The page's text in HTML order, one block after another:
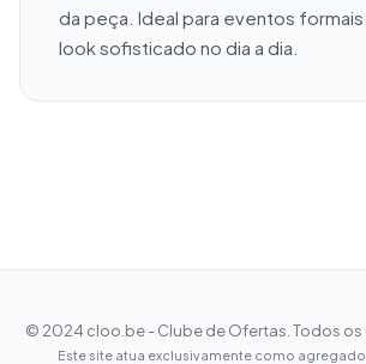
da peça. Ideal para eventos formais
look sofisticado no dia a dia.
© 2024 cloo.be - Clube de Ofertas. Todos os
Este site atua exclusivamente como